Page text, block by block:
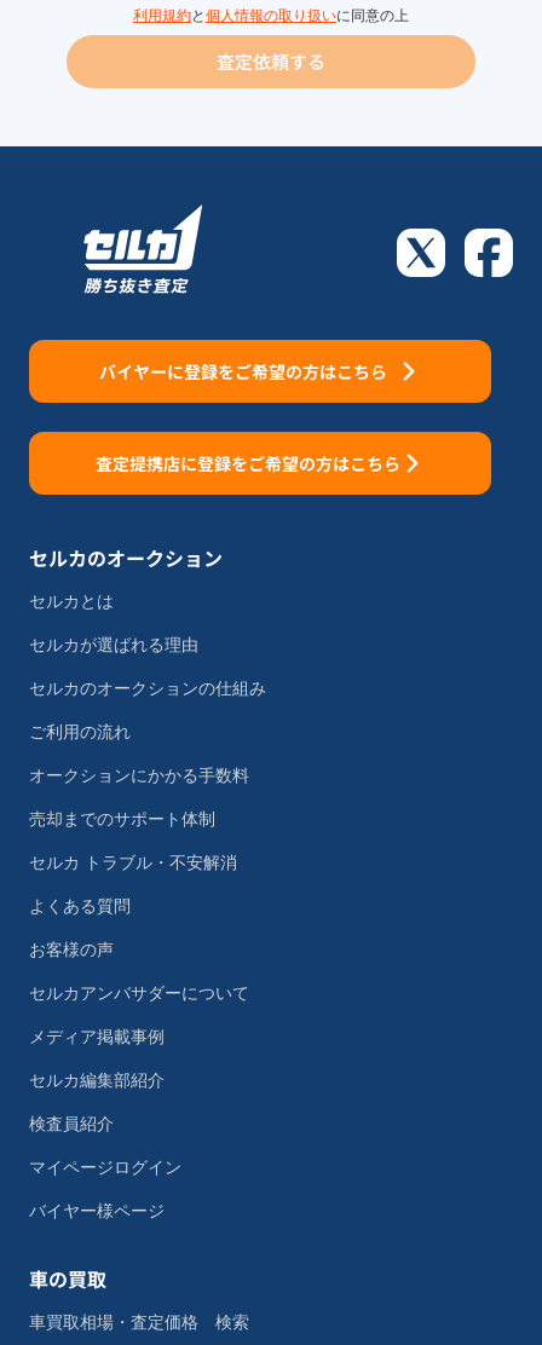
利用規約と 個人情報の取り扱いに同意の上
査定依頼する
バイヤーに登録をご希望の方はこちら
査定提携店に登録をご希望の方はこちら
セルカのオークション
セルカとは
セルカが選ばれる理由
セルカのオークションの仕組み
ご利用の流れ
オークションにかかる手数料
売却までのサポート体制
セルカ トラブル・不安解消
よくある質問
お客様の声
セルカアンバサダーについて
メディア掲載事例
セルカ編集部紹介
検査員紹介
マイページログイン
バイヤー様ページ
車の買取
車買取相場・査定価格 検索